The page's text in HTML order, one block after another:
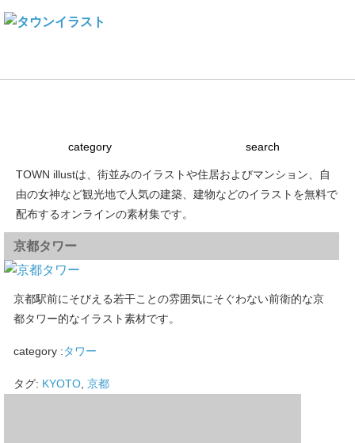
category search
TOWN illustは、街並みのイラストや住居およびマンション、自
由の女神など観光地で人気の建築、建物などのイラストを無料で
配布するオンラインの素材集です。
京都タワー
京都駅前にそびえる若干ことの雰囲気にそぐわない前衛的な京
都タワー的なイラスト素材です。
category : タワー
タグ: KYOTO, 京都